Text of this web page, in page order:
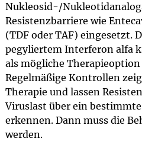
Nukleosid-/
Resistenzbarriere wie
(TDF oder TAF) eingesetzt.
pegyliertem Interferon alfa
als mögliche
Regelmäßige Kontrollen
Therapie und lassen
Viruslast über ein
erkennen. Dann muss die
werden.